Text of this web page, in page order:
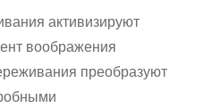
активизируют
воображения
преобразуют